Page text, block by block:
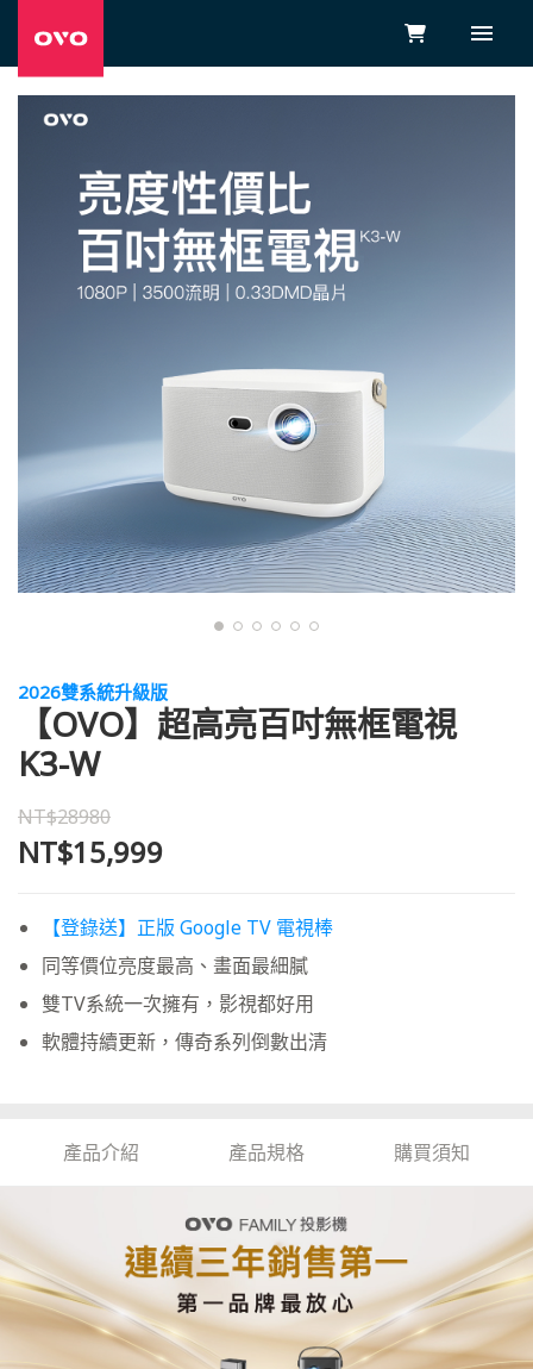
2026雙系統升級版
【OVO】超高亮百吋無框電視
K3-W
NT$28980
NT$15,999
【登錄送】正版 Google TV 電視棒
同等價位亮度最高、畫面最細膩
雙TV系統一次擁有，影視都好用
軟體持續更新，傳奇系列倒數出清
產品介紹 產品規格 購買須知